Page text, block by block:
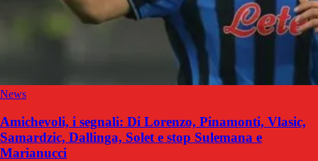
News
Amichevoli, i segnali: Di Lorenzo, Pinamonti, Vlasic,
Samardzic, Dallinga, Solet e stop Sulemana e
Marianucci